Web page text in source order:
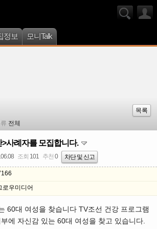
정보 모니Talk
목록
전체
사례자를 모집합니다.
조회 101 추천 0 차단 및 신고
로우미디어
60대 여성을 찾습니다 TV조선 건강 프로그램
에 자신감 있는 60대 여성을 찾고 있습니다.